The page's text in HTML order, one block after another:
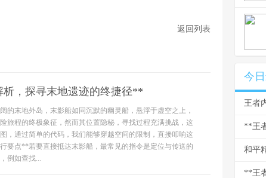
返回列表
，探寻末地遗迹的终捷径**
的末地外岛，末影船如同沉默的幽灵船，悬浮于虚空之上，
旅程的终极象征，然而其位置隐秘，寻找过程充满挑战，这
，通过简单的代码，我们能够穿越空间的限制，直接叩响这
要点**若要直接抵达末影船，最常见的指令是定位与传送的
例如查找...
今
和平